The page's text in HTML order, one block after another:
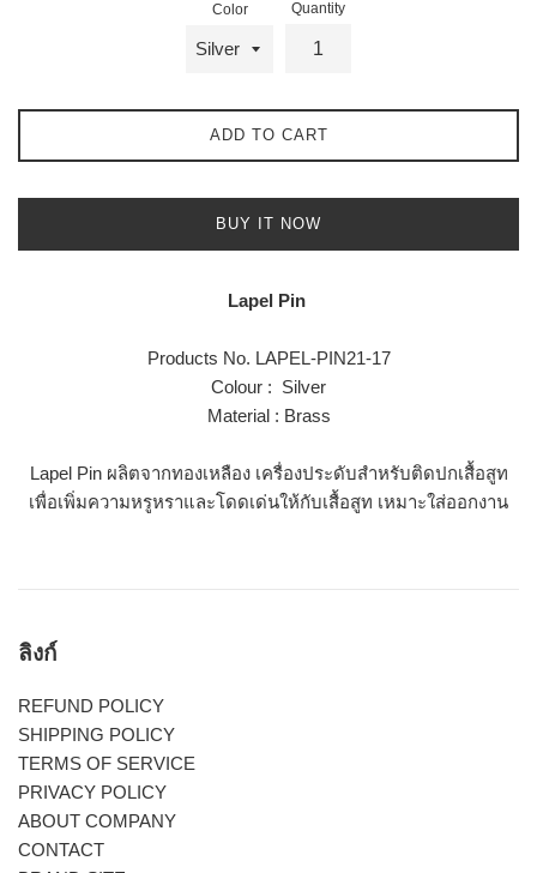
Color Quantity
ADD TO CART
BUY IT NOW
Lapel Pin
Products No. LAPEL-PIN21-17
Colour : Silver
Material : Brass
Lapel Pin ผลิตจากทองเหลือง เครื่องประดับสำหรับติดปกเสื้อสูท
เพื่อเพิ่มความหรูหราและโดดเด่นให้กับเสื้อสูท เหมาะใส่ออกงาน
ลิงก์
REFUND POLICY
SHIPPING POLICY
TERMS OF SERVICE
PRIVACY POLICY
ABOUT COMPANY
CONTACT